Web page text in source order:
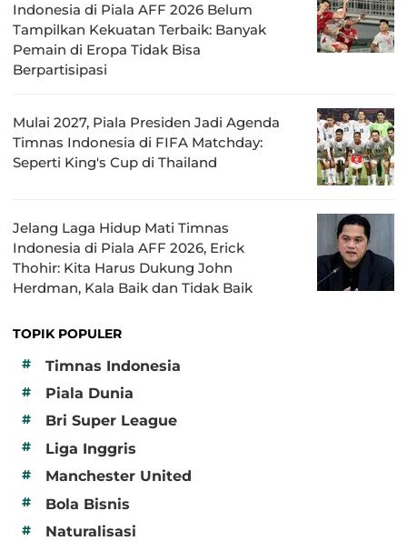
Indonesia di Piala AFF 2026 Belum
Tampilkan Kekuatan Terbaik: Banyak
Pemain di Eropa Tidak Bisa
Berpartisipasi
Mulai 2027, Piala Presiden Jadi Agenda
Timnas Indonesia di FIFA Matchday:
Seperti King's Cup di Thailand
Jelang Laga Hidup Mati Timnas
Indonesia di Piala AFF 2026, Erick
Thohir: Kita Harus Dukung John
Herdman, Kala Baik dan Tidak Baik
TOPIK POPULER
#
Timnas Indonesia
# Piala Dunia
# Bri Super League
# Liga Inggris
# Manchester United
# Bola Bisnis
# Naturalisasi